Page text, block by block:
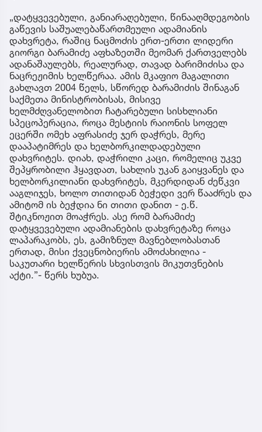
„დატყვევებული, განიარაღებული, წინააღმდეგობის
გაწევის საშუალებაწართმეული ადამიანის
დახვრეტა, რაშიც ნაცმოძის ერთ-ერთი ლიდერი
გიორგი ბარამიძე აფხაზეთში მეომარ ქართველებს
ადანაშაულებს, რეალურად, თავად ბარიმიძისა და
ნაცრეჟიმის ხელწერაა. ამის მკაფიო მაგალითი
გახლავთ 2004 წელს, სწორედ ბარამიძის შინაგან
საქმეთა მინისტრობისას, მისივე
ხელმძღვანელობით ჩატარებული სისხლიანი
სპეცოპერაცია, როცა მესტიის რაიონის სოფელ
ეცერში ომეხ აფრასიძე ჯერ დაჭრეს, მერე
დააპატიმრეს და ხელბორკილდადებული
დახვრიტეს. დიახ, დაჭრილი კაცი, რომელიც უკვე
შეპყრობილი ჰყავდათ, სახლის უკან გაიყვანეს და
ხელბორკილიანი დახვრიტეს, მკერდიდან ძეწკვი
ააგლიჯეს, ხოლო თითიდან ბეჭედი ვერ წააძრეს და
ამიტომ ის ბეჭდია ნი თითი დანით - ე.წ.
შტიკნოჟით მოაჭრეს. ასე რომ ბარამიძე
დატყვევებული ადამიანების დახვრეტაზე როცა
ლაპარაკობს, ეს, გამიზნულ მავნებლობასთან
ერთად, მისი ქვეცნობიერის ამოძახილია -
საკუთარი ხელწერის სხვისთვის მიკუთვნების
აქტი.”- წერს ხუბუა.